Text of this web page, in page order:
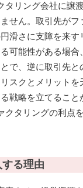
リング会社に譲
せん。取引先が
滑さに支障を来
可能性がある場
で、逆に取引先
スクとメリット
戦略を立てるこ
タリングの利点
る理由